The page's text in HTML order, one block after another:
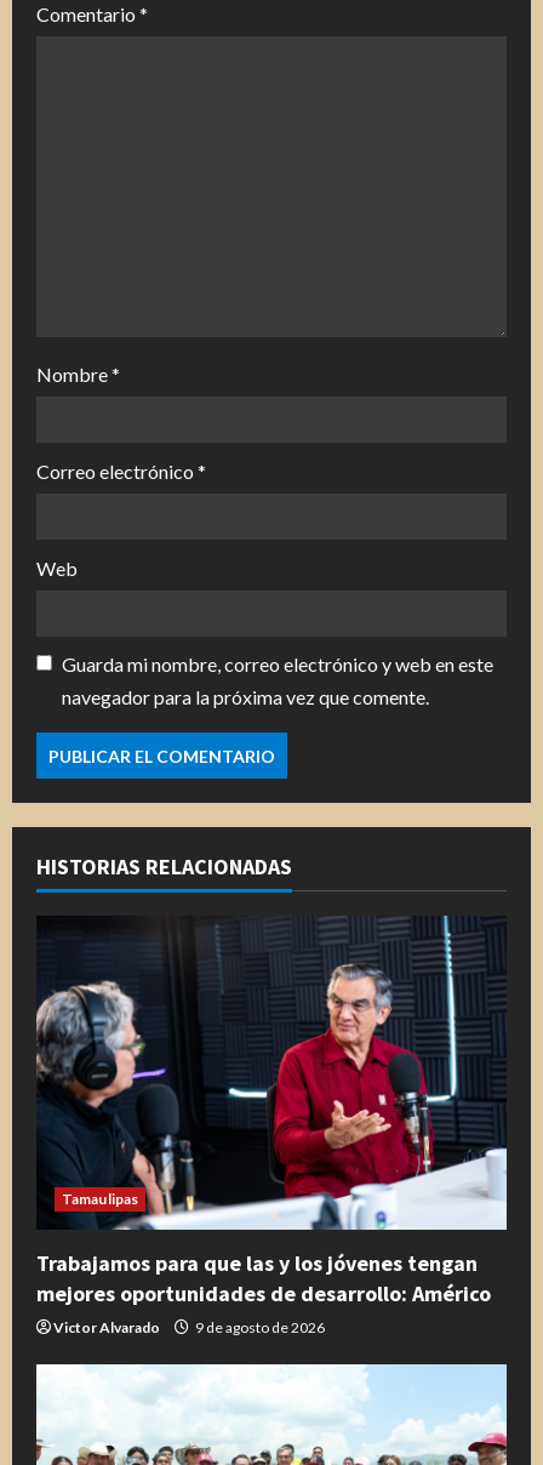
e
Comentario *
Nombre*
Correo electrónico *
Web
Guarda mi nombre, correo electrónico y web en este
navegador para la próxima vez que comente.
HISTORIAS RELACIONADAS
Tamaulipas
Trabajamos para que las y los jóvenes tengan
mejores oportunidades de desarrollo: Américo
Victor Alvarado 9 de agosto de 2026